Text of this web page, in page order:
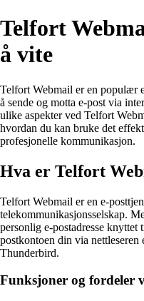
Telfort
å vite
Telfort Webmail er en populær
å sende og motta e-post via
ulike aspekter ved Telfort
hvordan du kan bruke det
profesjonelle kommunikasjon.
Hva er Telfort
Telfort Webmail er en e-
telekommunikasjonsselskap.
personlig e-postadresse
postkontoen din via
Thunderbird.
Funksjoner og fordeler